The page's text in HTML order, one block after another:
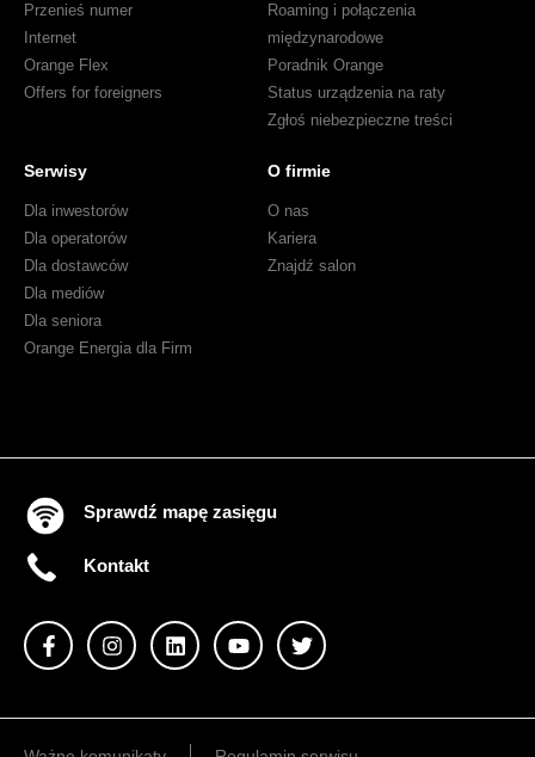
Przenieś numer
Internet
Orange Flex
Offers for foreigners
Roaming i połączenia
międzynarodowe
Poradnik Orange
Status urządzenia na raty
Zgłoś niebezpieczne treści
Serwisy
Dla inwestorów
Dla operatorów
Dla dostawców
Dla mediów
Dla seniora
Orange Energia dla Firm
O firmie
O nas
Kariera
Znajdź salon
Sprawdź mapę zasięgu
Kontakt